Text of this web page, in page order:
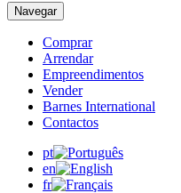
Navegar
Comprar
Arrendar
Empreendimentos
Vender
Barnes International
Contactos
pt
en
fr